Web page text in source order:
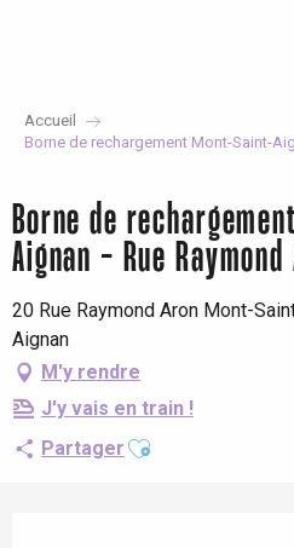
Accueil
Borne de rechargement Mont-Saint-
Borne de
Aignan - Rue Raymond
20 Rue Raymond Aron Mont-
Aignan
M'y rendre
J'y vais en train !
Partager Ajouter aux favoris